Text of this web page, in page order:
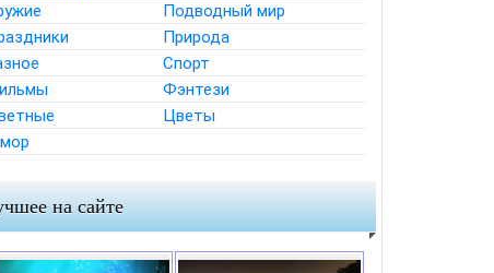
Подводный мир
Природа
Спорт
Фэнтези
Цветы
на сайте